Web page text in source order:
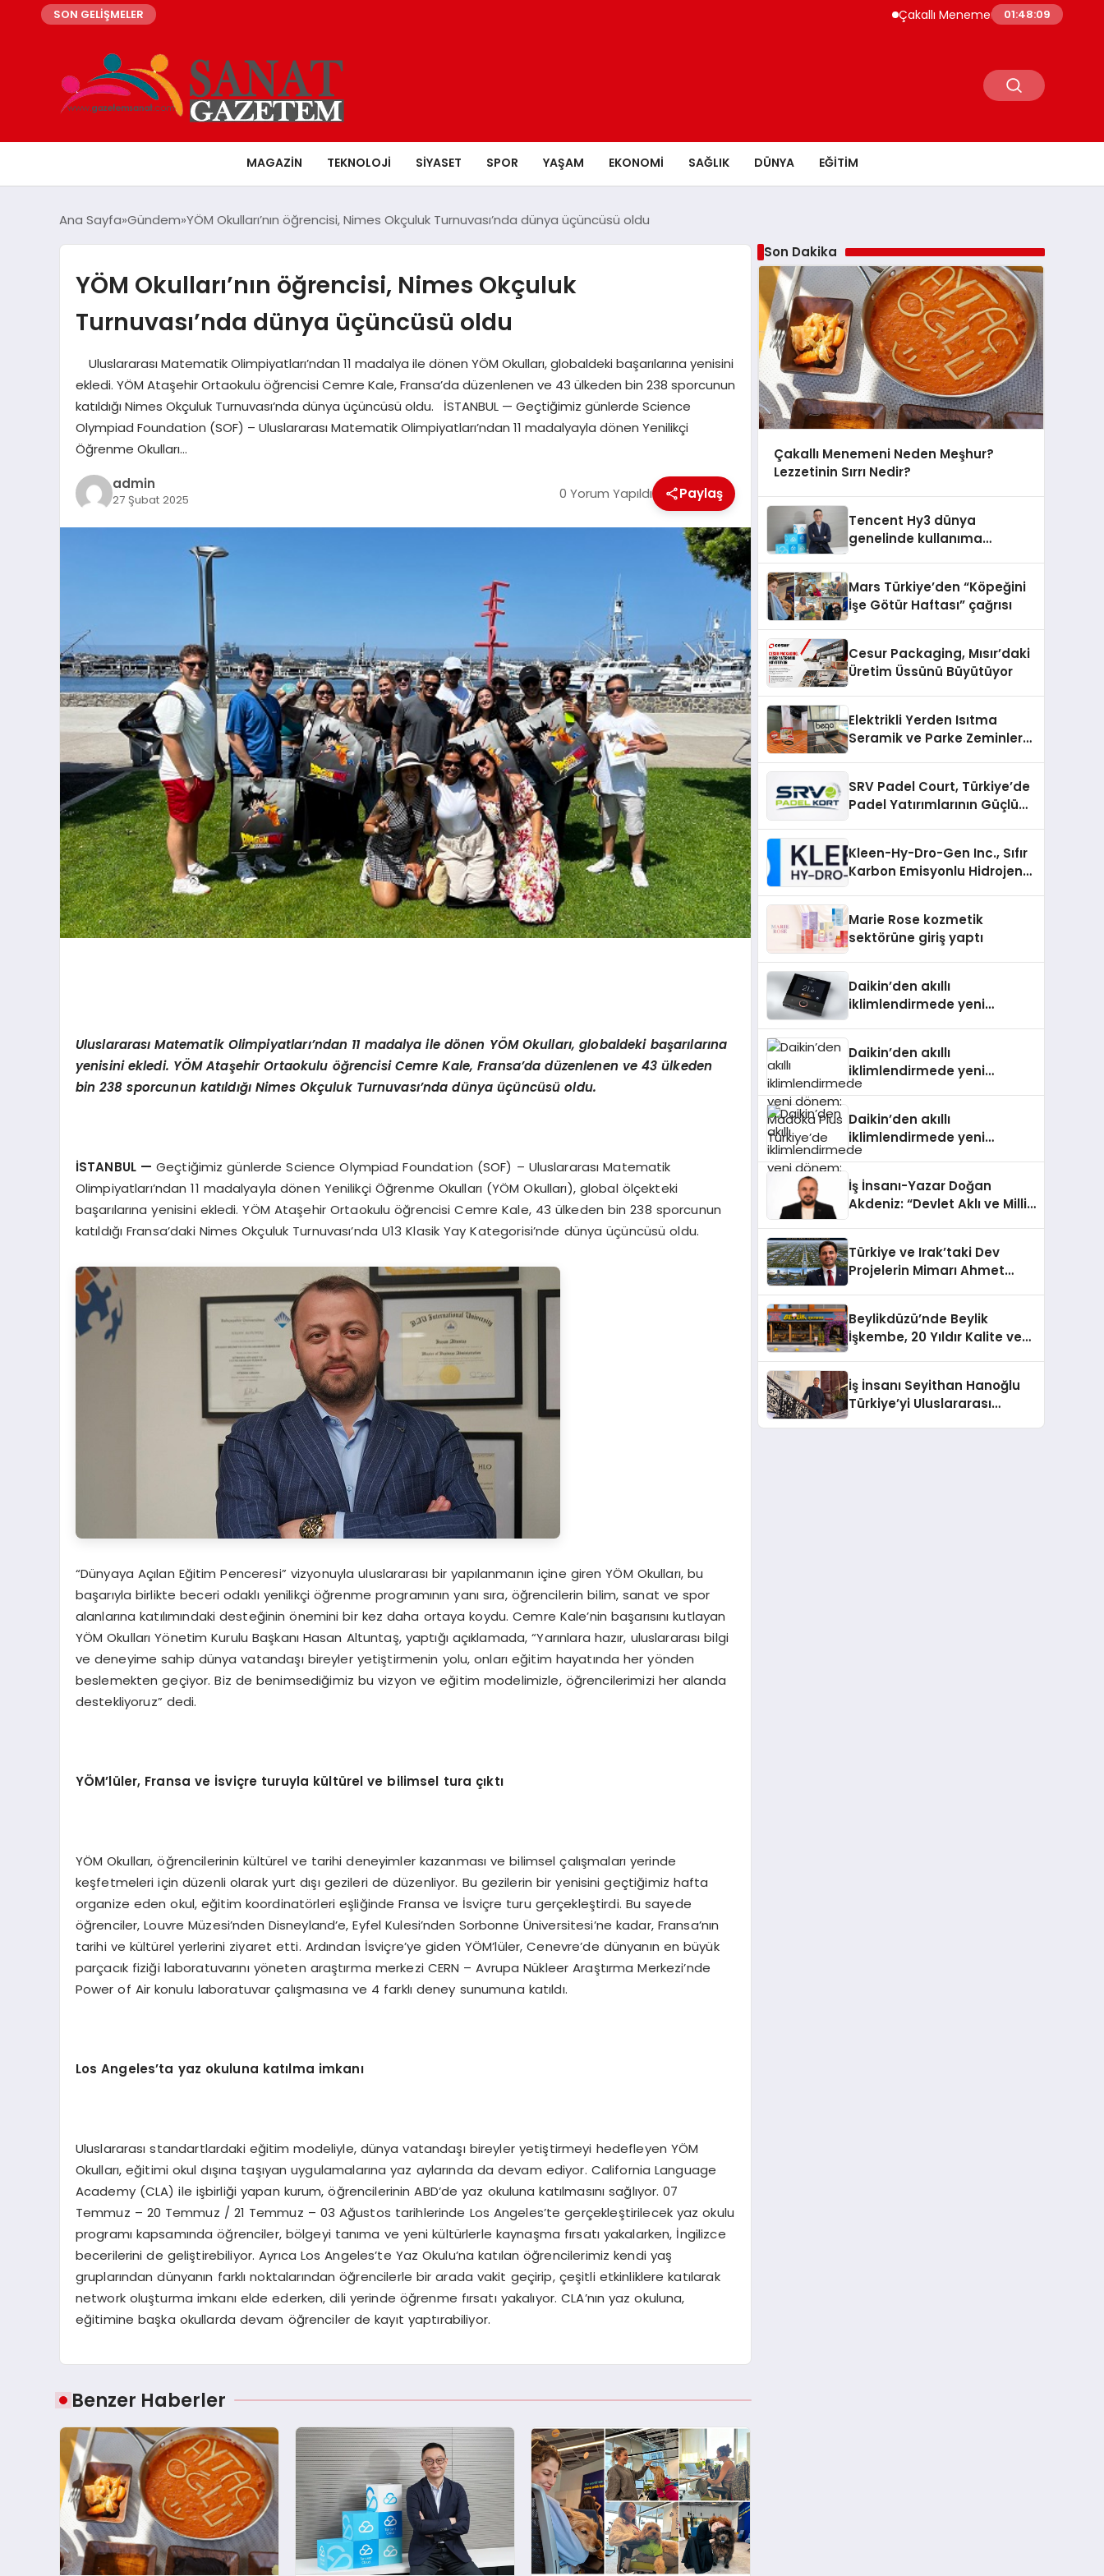
SON GELİŞMELER Çakallı Menemeni Neden Meşhur?
01:48:10
MAGAZIN TEKNOLOJI SIYASET SPOR YAŞAM EKONOMI SAĞLIK DÜNYA EĞITIM
Ana Sayfa Gündem YÖM Okulları’nın öğrencisi, Nimes Okçuluk Turnuvası’nda dünya üçüncüsü oldu
YÖM Okulları’nın öğrencisi, Nimes Okçuluk
Turnuvası’nda dünya üçüncüsü oldu
Uluslararası Matematik Olimpiyatları’ndan 11 madalya ile dönen YÖM Okulları, globaldeki başarılarına yenisini
ekledi. YÖM Ataşehir Ortaokulu öğrencisi Cemre Kale, Fransa’da düzenlenen ve 43 ülkeden bin 238 sporcunun
katıldığı Nimes Okçuluk Turnuvası’nda dünya üçüncüsü oldu. İSTANBUL — Geçtiğimiz günlerde Science
Olympiad Foundation (SOF) – Uluslararası Matematik Olimpiyatları’ndan 11 madalyayla dönen Yenilikçi
Öğrenme Okulları…
admin
27 Şubat 2025 0 Yorum Yapıldı Paylaş
UluslararasıMatematik Olimpiyatları’ndan 11 madalya ile dönen YÖM Okulları, globaldeki başarılarına
yenisini ekledi. YÖM Ataşehir Ortaokulu öğrencisi Cemre Kale, Fransa’da düzenlenen ve 43ülkeden
bin 238 sporcunun katıldığı Nimes Okçuluk Turnuvası’nda dünyaüçüncüsüoldu.
İSTANBUL — Geçtiğimiz günlerde Science Olympiad Foundation (SOF) – Uluslararası Matematik
Olimpiyatları’ndan 11 madalyayla dönen Yenilikçi Öğrenme Okulları (YÖM Okulları), global ölçekteki
başarılarına yenisini ekledi. YÖM Ataşehir Ortaokulu öğrencisi Cemre Kale, 43 ülkeden bin 238 sporcunun
katıldığı Fransa’daki Nimes Okçuluk Turnuvası’nda U13 Klasik Yay Kategorisi’nde dünya üçüncüsü oldu.
“Dünyaya Açılan Eğitim Penceresi” vizyonuyla uluslararası bir yapılanmanın içine giren YÖM Okulları, bu
başarıyla birlikte beceri odaklı yenilikçi öğrenme programının yanı sıra, öğrencilerin bilim, sanat ve spor
alanlarına katılımındaki desteğinin önemini bir kez daha ortaya koydu. Cemre Kale’nin başarısını kutlayan
YÖM Okulları Yönetim Kurulu Başkanı Hasan Altuntaş, yaptığı açıklamada, “Yarınlara hazır, uluslararası bilgi
ve deneyime sahip dünya vatandaşı bireyler yetiştirmenin yolu, onları eğitim hayatında her yönden
beslemekten geçiyor. Biz de benimsediğimiz bu vizyon ve eğitim modelimizle, öğrencilerimizi her alanda
destekliyoruz” dedi.
YÖM’lüler, Fransa ve İsviçre turuyla kültürel ve bilimsel tura çıktı
YÖM Okulları, öğrencilerinin kültürel ve tarihi deneyimler kazanması ve bilimsel çalışmaları yerinde
keşfetmeleri için düzenli olarak yurt dışı gezileri de düzenliyor. Bu gezilerin bir yenisini geçtiğimiz hafta
organize eden okul, eğitim koordinatörleri eşliğinde Fransa ve İsviçre turu gerçekleştirdi. Bu sayede
öğrenciler, Louvre Müzesi’nden Disneyland’e, Eyfel Kulesi’nden Sorbonne Üniversitesi’ne kadar, Fransa’nın
tarihi ve kültürel yerlerini ziyaret etti. Ardından İsviçre’ye giden YÖM’lüler, Cenevre’de dünyanın en büyük
parçacık fiziği laboratuvarını yöneten araştırma merkezi CERN – Avrupa Nükleer Araştırma Merkezi’nde
Power of Air konulu laboratuvar çalışmasına ve 4 farklı deney sunumuna katıldı.
Los Angeles’ta yaz okuluna katılma imkanı
Uluslararası standartlardaki eğitim modeliyle, dünya vatandaşı bireyler yetiştirmeyi hedefleyen YÖM
Okulları, eğitimi okul dışına taşıyan uygulamalarına yaz aylarında da devam ediyor. California Language
Academy (CLA) ile işbirliği yapan kurum, öğrencilerinin ABD’de yaz okuluna katılmasını sağlıyor. 07
Temmuz – 20 Temmuz / 21 Temmuz – 03 Ağustos tarihlerinde Los Angeles’te gerçekleştirilecek yaz okulu
programı kapsamında öğrenciler, bölgeyi tanıma ve yeni kültürlerle kaynaşma fırsatı yakalarken, İngilizce
becerilerini de geliştirebiliyor. Ayrıca Los Angeles’te Yaz Okulu’na katılan öğrencilerimiz kendi yaş
gruplarından dünyanın farklı noktalarından öğrencilerle bir arada vakit geçirip, çeşitli etkinliklere katılarak
network oluşturma imkanı elde ederken, dili yerinde öğrenme fırsatı yakalıyor. CLA’nın yaz okuluna,
eğitimine başka okullarda devam öğrenciler de kayıt yaptırabiliyor.
Benzer Haberler
Son Dakika
Çakallı Menemeni Neden Meşhur?
Lezzetinin Sırrı Nedir?
Tencent Hy3 dünya
genelinde kullanıma
Mars Türkiye’den “Köpeğini
İşe Götür Haftası” çağrısı
Cesur Packaging, Mısır’daki
Üretim Üssünü Büyütüyor
Elektrikli Yerden Isıtma
Seramik ve Parke Zeminler
SRV Padel Court, Türkiye’de
Padel Yatırımlarının Güçlü
Kleen-Hy-Dro-Gen Inc., Sıfır
Karbon Emisyonlu Hidrojen
Aldı
Marie Rose kozmetik
sektörüne giriş yaptı
Daikin’den akıllı
iklimlendirmede yeni
Daikin’den akıllı
iklimlendirmede yeni
dönem: Madoka Plus
Daikin’den akıllı
iklimlendirmede yeni
dönem: Madoka Plus
İş İnsanı-Yazar Doğan
Akdeniz: “Devlet Aklı ve Milli
Türkiye ve Irak’taki Dev
Projelerin Mimarı Ahmet
Holding Industrial City”
Projesini Hayata Geçirecek
Beylikdüzü’nde Beylik
İşkembe, 20 Yıldır Kalite ve
İş İnsanı Seyithan Hanoğlu
Türkiye’yi Uluslararası